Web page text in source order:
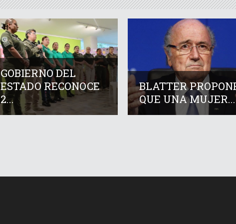
GOBIERNO DEL
ESTADO RECONOCE
2...
BLATTER
QUE UNA MUJER...